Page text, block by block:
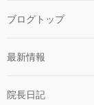
ブログトップ
最新情報
院長日記